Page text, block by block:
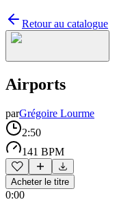
Retour au catalogue
Airports
parGrégoire Lourme
2:50
141 BPM
Acheter le titre
0:00